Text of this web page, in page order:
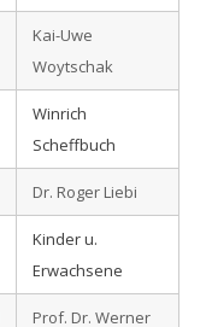
Kai-Uwe
Woytschak
Winrich
Scheffbuch
Dr. Roger Liebi
Kinder u.
Erwachsene
Prof. Dr. Werner